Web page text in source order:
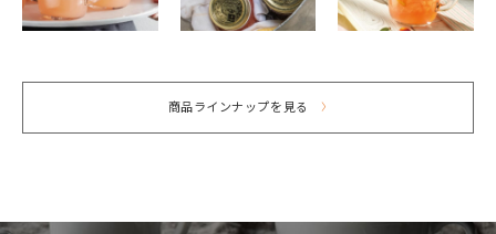
商品ラインナップを見る